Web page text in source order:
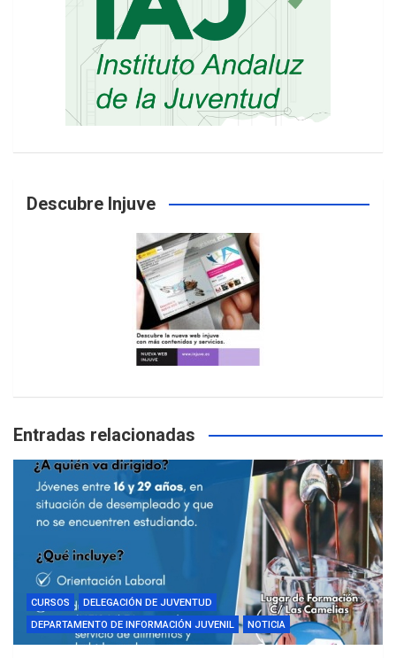
Descubre Injuve
Entradas relacionadas
CURSOS
DELEGACIÓN DE JUVENTUD
DEPARTAMENTO DE INFORMACIÓN JUVENIL
NOTICIA